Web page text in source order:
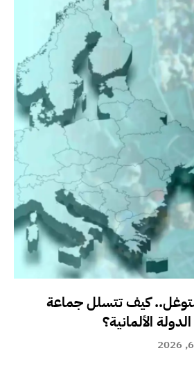
كيف تتسلل جماعة
الألمانية؟